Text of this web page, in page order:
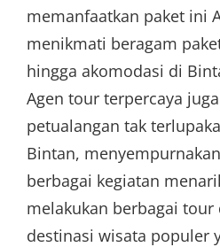
memanfaatkan paket ini
menikmati beragam
hingga akomodasi di
Agen tour terpercaya
petualangan tak
Bintan,
berbagai kegiatan
melakukan berbagai tour
destinasi wisata populer